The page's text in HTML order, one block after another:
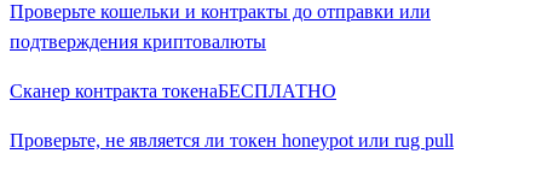
Проверьте кошельки и контракты до отправки или
подтверждения криптовалюты
Сканер контракта токенаБЕСПЛАТНО
Проверьте, не является ли токен honeypot или rug pull